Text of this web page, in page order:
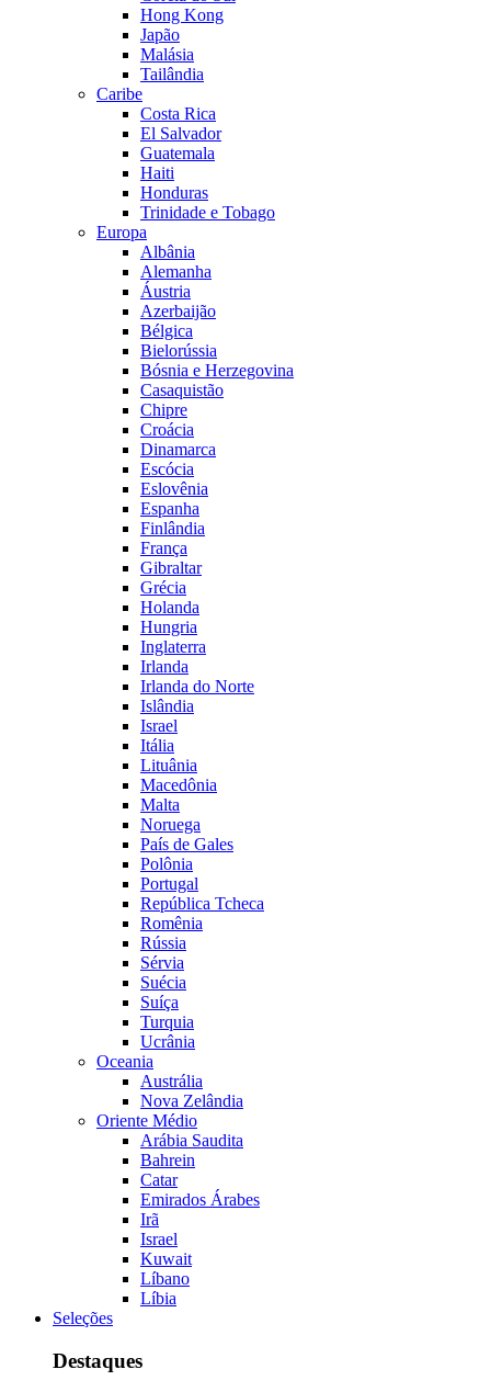
Hong Kong
Japão
Malásia
Tailândia
Caribe
Costa Rica
El Salvador
Guatemala
Haiti
Honduras
Trinidade e Tobago
Europa
Albânia
Alemanha
Áustria
Azerbaijão
Bélgica
Bielorússia
Bósnia e Herzegovina
Casaquistão
Chipre
Croácia
Dinamarca
Escócia
Eslovênia
Espanha
Finlândia
França
Gibraltar
Grécia
Holanda
Hungria
Inglaterra
Irlanda
Irlanda do Norte
Islândia
Israel
Itália
Lituânia
Macedônia
Malta
Noruega
País de Gales
Polônia
Portugal
República Tcheca
Romênia
Rússia
Sérvia
Suécia
Suíça
Turquia
Ucrânia
Oceania
Austrália
Nova Zelândia
Oriente Médio
Arábia Saudita
Bahrein
Catar
Emirados Árabes
Irã
Israel
Kuwait
Líbano
Líbia
Seleções
Destaques